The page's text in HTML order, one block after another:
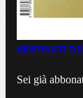
ABBONATI
Sei già